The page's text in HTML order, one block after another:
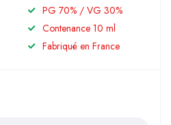
PG 70% / VG 30%
Contenance 10 ml
Fabriqué en France